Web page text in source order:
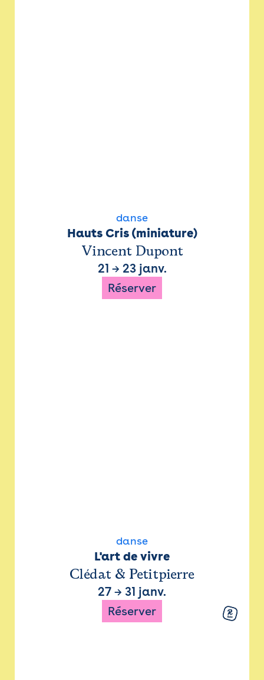
danse
Hauts Cris (miniature)
Vincent Dupont
21 → 23 janv.
Réserver
danse
L'art de vivre
Clédat & Petitpierre
27 → 31 janv.
Réserver